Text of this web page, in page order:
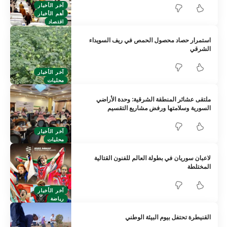
آخر الأخبار
أهم الأخبار
اقتصاد
آخر الأخبار
محليات
استمرار حصاد محصول الحمص في ريف السويداء
الشرقي
آخر الأخبار
محليات
ملتقى عشائر المنطقة الشرقية: وحدة الأراضي
السورية وسلامتها ورفض مشاريع التقسيم
آخر الأخبار
رياضة
لاعبان سوريان في بطولة العالم للفنون القتالية
المختلطة
القنيطرة تحتفل بيوم البيئة الوطني